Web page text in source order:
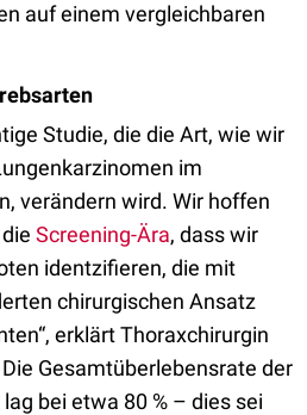
auf einem vergleichbaren
Studie, die die Art, wie wir
im
verändern wird. Wir hoffen
Screening-Ära, dass wir
identzifieren, die mit
chirurgischen Ansatz
erklärt Thoraxchirurgin
Gesamtüberlebensrate der
bei etwa 80 % – dies sei